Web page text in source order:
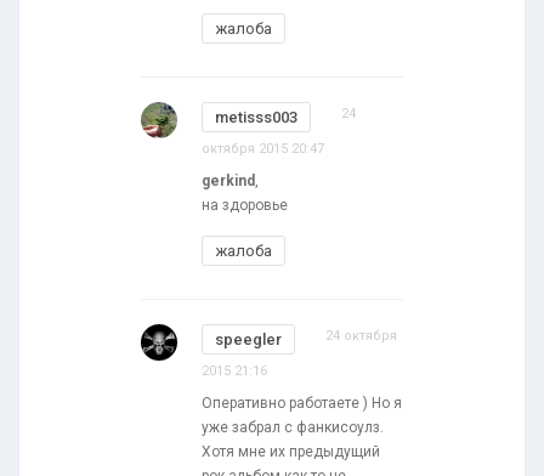
жалоба
metisss003 24
октября 2015 20:47
gerkind ,
на здоровье
жалоба
speegler 24 октября
2015 21:16
Оперативно работаете ) Но я
уже забрал с фанкисоулз.
Хотя мне их предыдущий